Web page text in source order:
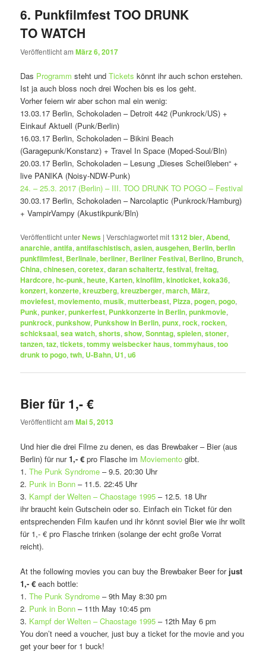
6. Punkfilmfest TOO DRUNK
TO WATCH
Veröffentlicht amMärz 6, 2017
Das Programm steht undTickets könnt ihr auch schon erstehen.
Ist ja auch bloss noch drei Wochen bis es los geht.
Vorher feiern wir aber schon mal ein wenig:
13.03.17 Berlin, Schokoladen – Detroit 442 (Punkrock/US) +
Einkauf Aktuell (Punk/Berlin)
16.03.17 Berlin, Schokoladen – Bikini Beach
(Garagepunk/Konstanz) + Travel In Space (Moped-Soul/Bln)
20.03.17 Berlin, Schokoladen – Lesung „Dieses Scheißleben“ +
live PANIKA (Noisy-NDW-Punk)
24. – 25.3. 2017 (Berlin) – III. TOO DRUNK TO POGO – Festival
30.03.17 Berlin, Schokoladen – Narcolaptic (Punkrock/Hamburg)
+ VampirVampy (Akustikpunk/Bln)
Veröffentlicht unterNews |Verschlagwortet mit1312 bier,Abend,
anarchie,antifa,antifaschistisch,asien,ausgehen, Berlin,berlin
punkfilmfest, Berlinale,berliner, Berliner Festival, Berlino, Brunch,
China,chinesen,coretex,daran schaitertz,festival,freitag,
Hardcore,hc-punk,heute, Karten,kinofilm,kinoticket,koka36,
konzert,konzerte,kreuzberg,kreuzberger,march,März,
moviefest,moviemento,musik,mutterbeast, Pizza,pogen,pogo,
Punk,punker,punkerfest, Punkkonzerte in Berlin,punkmovie,
punkrock,punkshow, Punkshow in Berlin,punx,rock,rocken,
schicksaal,sea watch,shorts,show,Sonntag,spielen,stoner,
tanzen,taz,tickets,tommy weisbecker haus,tommyhaus,too
drunk to pogo,twh, U-Bahn, U1,u6
Bier für 1,- €
Veröffentlicht amMai 5, 2013
Und hier die drei Filme zu denen, es das Brewbaker – Bier (aus
Berlin) für nur1,- € pro Flasche im Moviemento gibt.
1.The Punk Syndrome – 9.5. 20:30 Uhr
2. Punk in Bonn – 11.5. 22:45 Uhr
3. Kampf der Welten – Chaostage 1995 – 12.5. 18 Uhr
ihr braucht kein Gutschein oder so. Einfach ein Ticket für den
entsprechenden Film kaufen und ihr könnt soviel Bier wie ihr wollt
für 1,- € pro Flasche trinken (solange der echt große Vorrat
reicht).
At the following movies you can buy the Brewbaker Beer for just
1,- € each bottle:
1.The Punk Syndrome – 9th May 8:30 pm
2. Punk in Bonn – 11th May 10:45 pm
3. Kampf der Welten – Chaostage 1995 – 12th May 6 pm
You don’t need a voucher, just buy a ticket for the movie and you
get your beer for 1 buck!